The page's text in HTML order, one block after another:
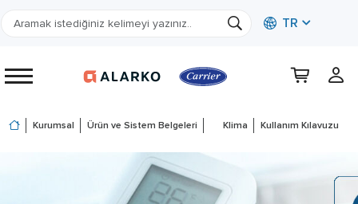
TR
Kurumsal Ürün ve Sistem Belgeleri Klima Kullanım Kılavuzu